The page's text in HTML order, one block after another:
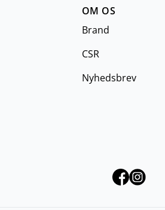
OM OS
Brand
CSR
Nyhedsbrev